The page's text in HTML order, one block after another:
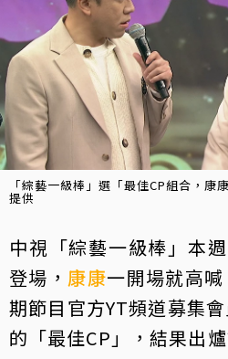
「綜藝一級棒」選「最佳CP組合，
提供
中視「綜藝一級棒」本
登場， 康康一開場就高
期節目官方YT頻道募集
的「最佳CP」，結果出